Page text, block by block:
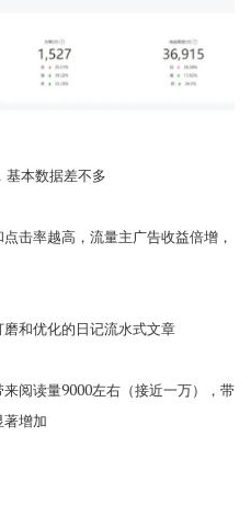
基本数据差不多
击率越高，流量主广告收益倍增，
和优化的日记流水式文章
阅读量9000左右（接近一万），带
增加